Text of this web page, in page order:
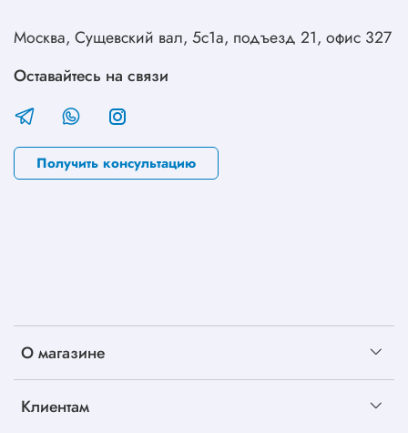
О магазине
Клиентам
Москва, Сущевский вал, 5с1а, подъезд 21, офис 327
Оставайтесь на связи
Получить консультацию